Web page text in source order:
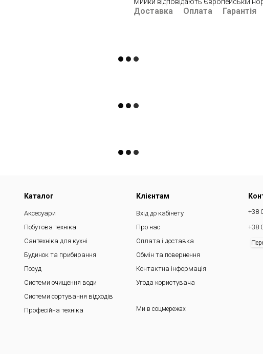
Мийки відповідають Європейській
Доставка Оплата Гарантія
Каталог
Аксесуари
Побутова техніка
Сантехніка для кухні
Будинок та прибирання
Посуд
Системи очищення води
Системи сортування відходів
Професійна техніка
Клієнтам
Вхід до кабінету
Про нас
Оплата і доставка
Обмін та повернення
Контактна інформація
Угода користувача
Ми в соцмережах
+38
+38